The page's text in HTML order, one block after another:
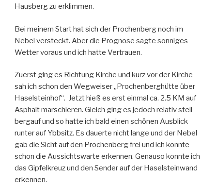
Hausberg zu erklimmen.
Bei meinem Start hat sich der Prochenberg noch im
Nebel versteckt. Aber die Prognose sagte sonniges
Wetter voraus und ich hatte Vertrauen.
Zuerst ging es Richtung Kirche und kurz vor der Kirche
sah ich schon den Wegweiser „Prochenberghütte über
Haselsteinhof“. Jetzt hieß es erst einmal ca. 2.5 KM auf
Asphalt marschieren. Gleich ging es jedoch relativ steil
bergauf und so hatte ich bald einen schönen Ausblick
runter auf Ybbsitz. Es dauerte nicht lange und der Nebel
gab die Sicht auf den Prochenberg frei und ich konnte
schon die Aussichtswarte erkennen. Genauso konnte ich
das Gipfelkreuz und den Sender auf der Haselsteinwand
erkennen.